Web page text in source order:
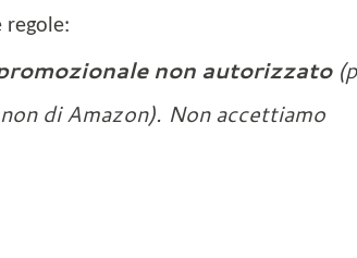
regole:
non autorizzato
di Amazon). Non accettiamo